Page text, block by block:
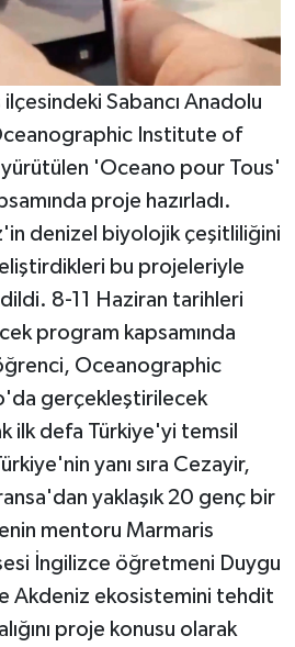
Sabancı Anadolu
Institute of
'Oceano pour Tous'
proje hazırladı.
denizel biyolojik çeşitliliğini
bu projeleriyle
8-11 Haziran tarihleri
program kapsamında
Oceanographic
gerçekleştirilecek
ilk defa Türkiye'yi temsil
yanı sıra Cezayir,
yaklaşık 20 genç bir
mentoru Marmaris
İngilizce öğretmeni Duygu
Akdeniz ekosistemini tehdit
proje konusu olarak